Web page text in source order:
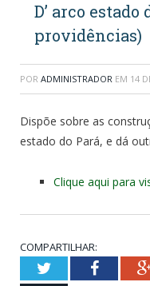
D’ arco estado
providências)
POR ADMINISTRADOR EM 14
Dispõe sobre as
estado do Pará, e dá
Clique aqui para
COMPARTILHAR:
Twitter